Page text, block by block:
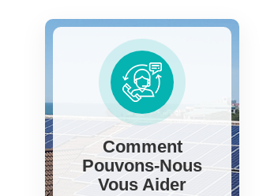
Comment
Pouvons-Nous
Vous Aider